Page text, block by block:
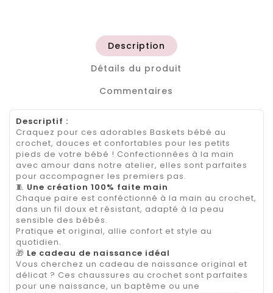
Description
Détails du produit
Commentaires
Descriptif :
Craquez pour ces adorables Baskets bébé au
crochet, douces et confortables pour les petits
pieds de votre bébé ! Confectionnées à la main
avec amour dans notre atelier, elles sont parfaites
pour accompagner les premiers pas.
🧵 Une création 100% faite main
Chaque paire est conféctionné à la main au crochet,
dans un fil doux et résistant, adapté à la peau
sensible des bébés.
Pratique et original, allie confort et style au
quotidien.
🎁 Le cadeau de naissance idéal
Vous cherchez un cadeau de naissance original et
délicat ? Ces chaussures au crochet sont parfaites
pour une naissance, un baptême ou une